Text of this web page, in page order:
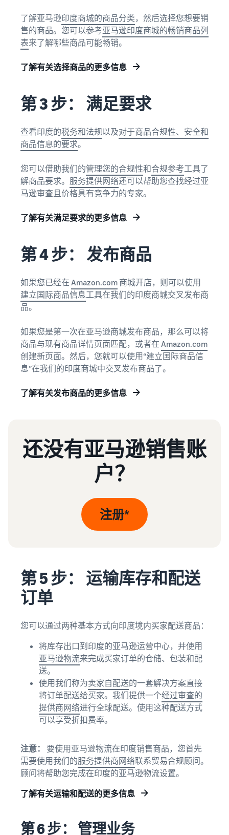
了解亚马逊印度商城的商品分类 ，然后选择您想要销
售的商品。您可以参考亚马逊印度商城的畅销商品列
表来了解哪些商品可能畅销。
了解有关选择商品的更多信息
第 3 步： 满足要求
查看印度的税务和法规以及对于商品合规性、安全和
商品信息的要求。
您可以借助我们的管理您的合规性和合规参考工具了
解商品要求。 服务提供网络还可以帮助您查找经过亚
马逊审查且价格具有竞争力的专家。
了解有关满足要求的更多信息
第 4 步： 发布商品
如果您已经在 Amazon.com 商城开店，则可以使用
建立国际商品信息工具在我们的印度商城交叉发布商
品。
如果您是第一次在亚马逊商城发布商品，那么可以将
商品与现有商品详情页面匹配，或者在 Amazon.com
创建新页面。然后，您就可以使用“建立国际商品信
息”在我们的印度商城中交叉发布商品了。
了解有关发布商品的更多信息
还没有亚马逊销售账
户？
注册*
第 5 步： 运输库存和配送
订单
您可以通过两种基本方式向印度境内买家配送商品：
将库存出口到印度的亚马逊运营中心，并使用
亚马逊物流来完成买家订单的仓储、包装和配
送。
使用我们称为卖家自配送的一套解决方案直接
将订单配送给买家。我们提供一个经过审查的
提供商网络进行全球配送。使用这种配送方式
可以享受折扣费率。
注意：
要使用亚马逊物流在印度销售商品，您首先
需要使用我们的服务提供商网络联系贸易合规顾问。
顾问将帮助您完成在印度的亚马逊物流设置。
了解有关运输和配送的更多信息
第 6 步： 管理业务